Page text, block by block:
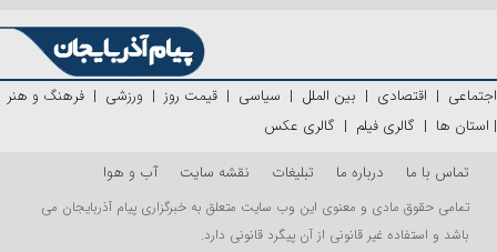
اجتماعی | اقتصادی | بین الملل | سیاسی | قیمت روز | ورزشی | فرهنگ و هنر
| استان ها | گالری فیلم | گالری عکس
تماس با ما
درباره ما تبلیغات نقشه سایت آب و هوا
تمامی حقوق مادی و معنوی این وب سایت متعلق به خبرگزاری پیام آذربایجان می
باشد و استفاده غیر قانونی از آن پیگرد قانونی دارد.